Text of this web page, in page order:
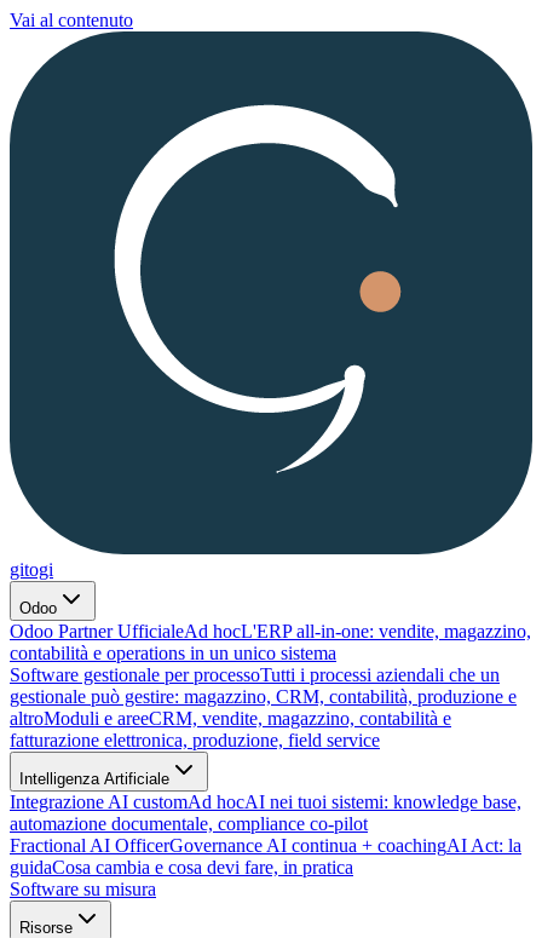
Vai al contenuto
gitogi
Odoo
Odoo Partner UfficialeAd hocL'ERP all-in-one: vendite, magazzino,
contabilità e operations in un unico sistema
Software gestionale per processoTutti i processi aziendali che un
gestionale può gestire: magazzino, CRM, contabilità, produzione e
altroModuli e areeCRM, vendite, magazzino, contabilità e
fatturazione elettronica, produzione, field service
Intelligenza Artificiale
Integrazione AI customAd hocAI nei tuoi sistemi: knowledge base,
automazione documentale, compliance co-pilot
Fractional AI OfficerGovernance AI continua + coachingAI Act: la
guidaCosa cambia e cosa devi fare, in pratica
Software su misura
Risorse